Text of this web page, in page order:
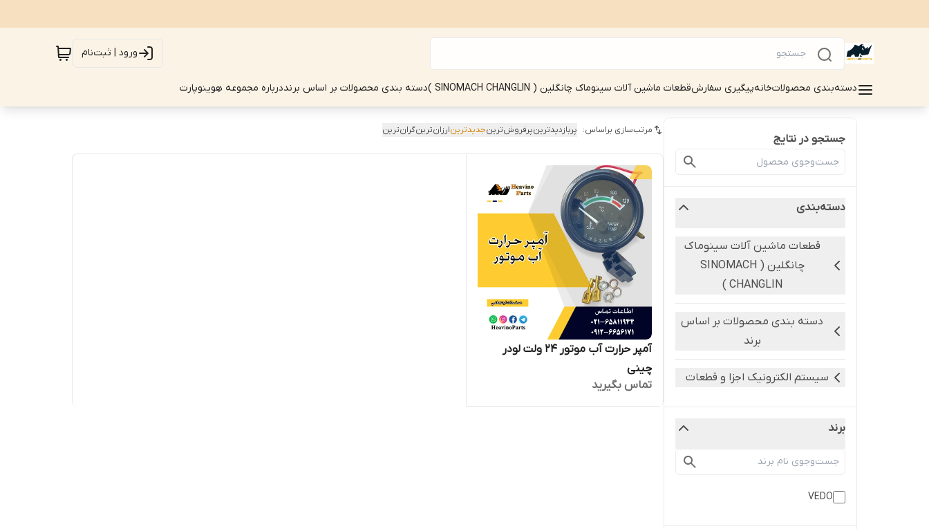
ورود | ثبت‌نام
دسته‌بندی محصولاتخانهپیگیری سفارشقطعات ماشین آلات سینوماک چانگلین ( SINOMACH CHANGLIN ) دسته بندی محصولات بر اساس برنددرباره مجموعه هِوینوپارت
جستجو در نتایج
دسته‌بندی
قطعات ماشین آلات سینوماک
چانگلین ( SINOMACH
CHANGLIN )
دسته بندی محصولات بر اساس
برند
سیستم الکترونیک اجزا و قطعات
برند
VEDO
مرتب‌سازی براساس: پربازدیدترینپرفروش‌ترینجدیدترینارزان‌ترینگران‌ترین
آمپر حرارت آب موتور 24 ولت لودر
چینی
تماس بگیرید